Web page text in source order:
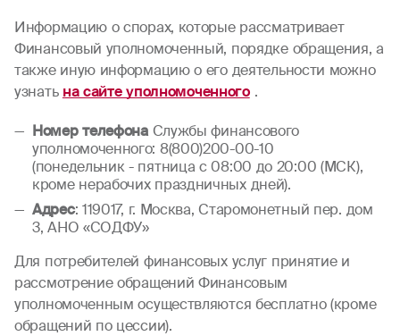
Информацию о спорах, которые рассматривает
Финансовый уполномоченный, порядке обращения, а
также иную информацию о его деятельности можно
узнать на сайте уполномоченного .
Номер телефонаСлужбы финансового
уполномоченного: 8(800)200-00-10
(понедельник - пятница с 08:00 до 20:00 (МСК),
кроме нерабочих праздничных дней).
Адрес: 119017, г. Москва, Старомонетный пер. дом
3, АНО «СОДФУ»
Для потребителей финансовых услуг принятие и
рассмотрение обращений Финансовым
уполномоченным осуществляются бесплатно (кроме
обращений по цессии).